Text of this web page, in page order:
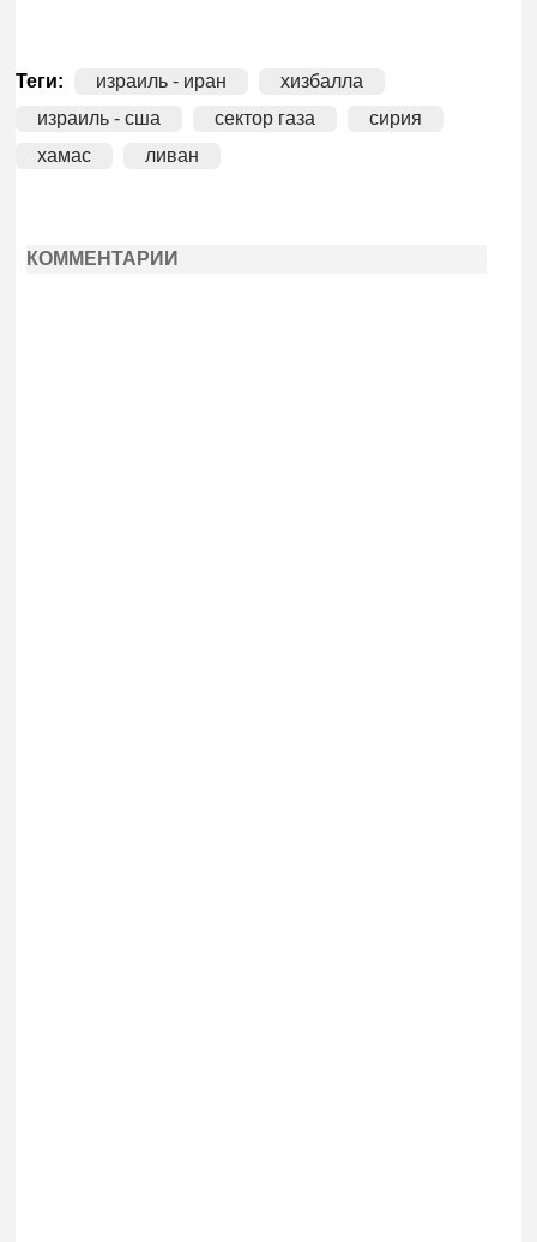
Теги: израиль - иран
хизбалла
израиль - сша
сектор газа
сирия
хамас
ливан
КОММЕНТАРИИ